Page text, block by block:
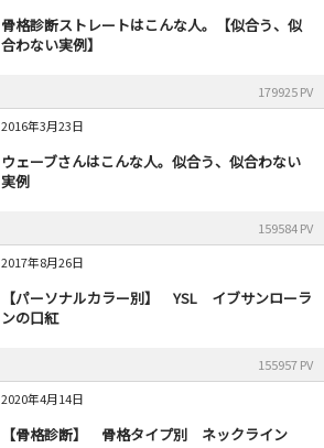
骨格診断ストレートはこんな人。【似合う、似
合わない実例】
179925 PV
2016年3月23日
ウェーブさんはこんな人。似合う、似合わない
実例
159584 PV
2017年8月26日
【パーソナルカラー別】 YSL イブサンローラ
ンの口紅
155957 PV
2020年4月14日
【骨格診断】 骨格タイプ別 ネックライン